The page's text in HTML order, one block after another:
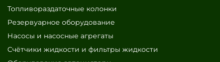
Топливораздаточные колонки
Резервуарное оборудование
Насосы и насосные агрегаты
Счётчики жидкости и фильтры жидкости